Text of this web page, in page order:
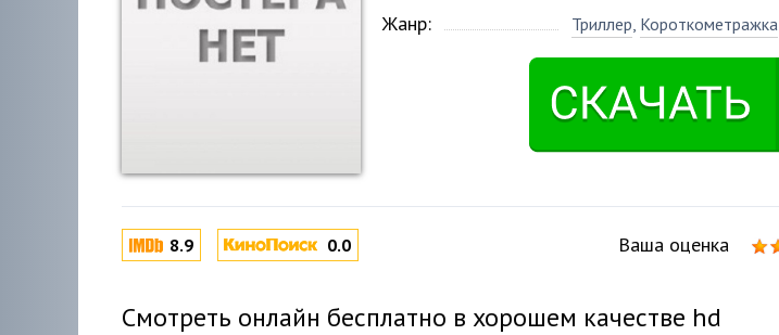
Жанр: Триллер, Короткометражка
8.9 0.0 Ваша оценка
Смотреть онлайн бесплатно в хорошем качестве hd